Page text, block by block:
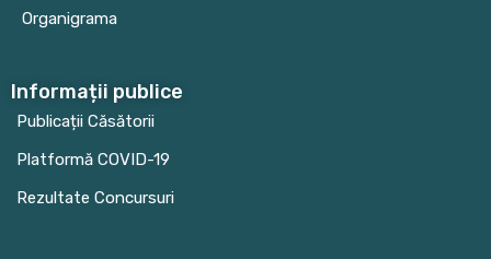
Organigrama
Informații publice
Publicații Căsătorii
Platformă COVID-19
Rezultate Concursuri